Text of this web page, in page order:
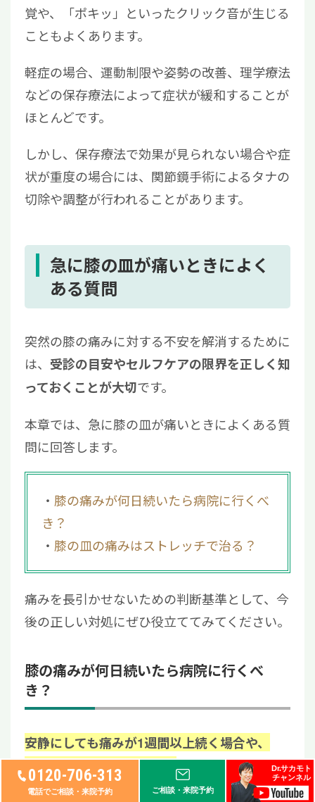
0120-706-313
電話でご相談・来院予約 ご相談・来院予約
Dr.サカモト
チャンネル
覚や、「ポキッ」といったクリック音が生じる
こともよくあります。
軽症の場合、運動制限や姿勢の改善、理学療法
などの保存療法によって症状が緩和することが
ほとんどです。
しかし、保存療法で効果が見られない場合や症
状が重度の場合には、関節鏡手術によるタナの
切除や調整が行われることがあります。
急に膝の皿が痛いときによく
ある質問
突然の膝の痛みに対する不安を解消するために
は、 受診の目安やセルフケアの限界を正しく知
っておくことが大切です。
本章では、急に膝の皿が痛いときによくある質
問に回答します。
膝の痛みが何日続いたら病院に行くべ
き？
膝の皿の痛みはストレッチで治る？
痛みを長引かせないための判断基準として、今
後の正しい対処にぜひ役立ててみてください。
膝の痛みが何日続いたら病院に行くべ
き？
安静にしても痛みが1週間以上続く場合や、
徐々に痛みが強くなる場合は、医療機関を受診
してください。